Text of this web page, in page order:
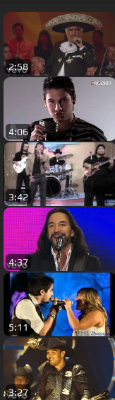
2:58
4:06
3:42
4:37
5:11
3:27